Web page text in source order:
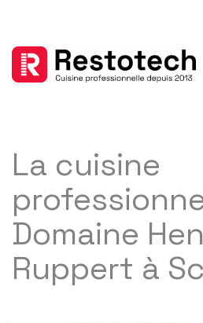
contenu
La cuisine
Domaine
Ruppert à